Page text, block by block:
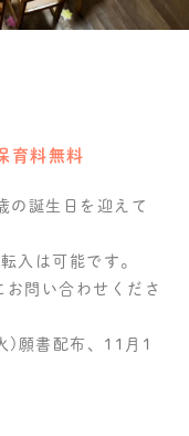
育料無料
の誕生日を迎えて
入は可能です。
お問い合わせくださ
)願書配布、11月1